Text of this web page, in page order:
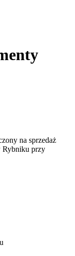
na sprzedaż
Rybniku przy